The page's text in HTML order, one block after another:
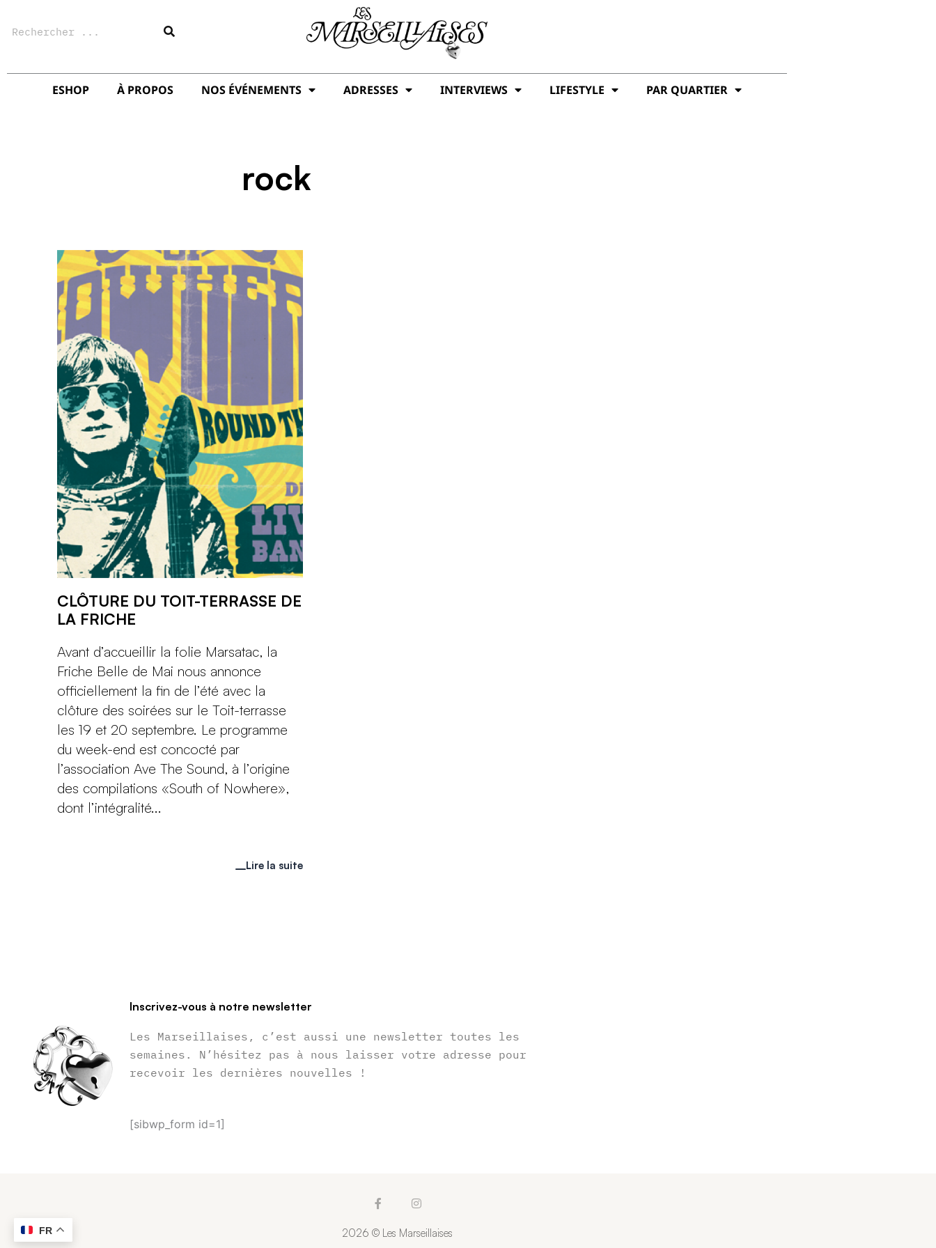
ESHOP À PROPOS NOS ÉVÉNEMENTS ADRESSES INTERVIEWS LIFESTYLE PAR QUARTIER
rock
CLÔTURE DU TOIT-TERRASSE DE
LA FRICHE
Avant d’accueillir la folie Marsatac, la
Friche Belle de Mai nous annonce
officiellement la fin de l’été avec la
clôture des soirées sur le Toit-terrasse
les 19 et 20 septembre. Le programme
du week-end est concocté par
l’association Ave The Sound, à l’origine
des compilations «South of Nowhere»,
dont l’intégralité...
Lire la suite
Inscrivez-vous à notre newsletter
Les Marseillaises, c’est aussi une newsletter toutes les
semaines. N’hésitez pas à nous laisser votre adresse pour
recevoir les dernières nouvelles !
[sibwp_form id=1]
F
a
e
I
n
t
2026 © Les Marseillaises
FR